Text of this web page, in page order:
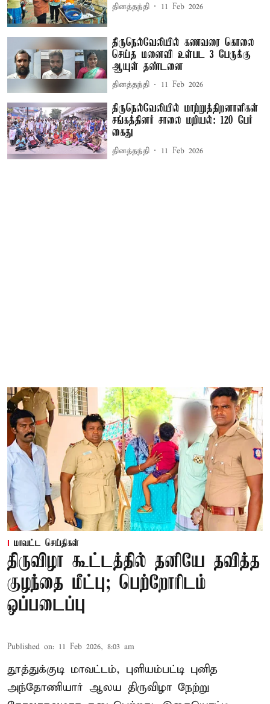
தினத்தந்தி 11 Feb 2026
திருநெல்வேலியில் கணவரை கொலை
செய்த மனைவி உள்பட 3 பேருக்கு
ஆயுள் தண்டனை
தினத்தந்தி 11 Feb 2026
திருநெல்வேலியில் மாற்றுத்திறனாளிகள்
சங்கத்தினர் சாலை மறியல்: 120 பேர்
கைது
தினத்தந்தி 11 Feb 2026
மாவட்ட செய்திகள்
திருவிழா கூட்டத்தில் தனியே தவித்த
குழந்தை மீட்பு; பெற்றோரிடம்
ஒப்படைப்பு
Published on: 11 Feb 2026, 8:03 am
தூத்துக்குடி மாவட்டம், புளியம்பட்டி புனித
அந்தோணியார் ஆலய திருவிழா நேற்று